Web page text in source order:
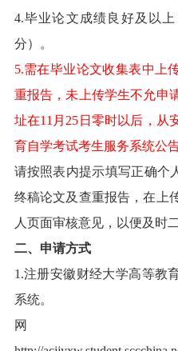
4.毕业论文成绩良好及以
分）。
5.需在毕业论文收集表中上
重报告，未上传学生不允申
址在11月25日零时以后，从
育自学考试考生服务系统公
请按照表内提示填写正确个
终稿论文及查重报告，在上
人页面审核意见，以便及时
二、申请方式
1.注册安徽财经大学高等教
系统。
网